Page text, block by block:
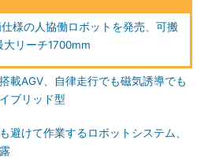
様の人協働ロボットを発売、可搬
リーチ1700mm
載AGV、自律走行でも磁気誘導でも
ブリッド型
避けて作業するロボットシステム、